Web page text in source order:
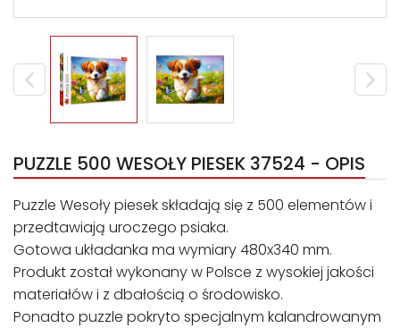
PUZZLE 500 WESOŁY PIESEK 37524 - OPIS
Puzzle Wesoły piesek składają się z 500 elementów i
przedtawiają uroczego psiaka.
Gotowa układanka ma wymiary 480x340 mm.
Produkt został wykonany w Polsce z wysokiej jakości
materiałów i z dbałością o środowisko.
Ponadto puzzle pokryto specjalnym kalandrowanym